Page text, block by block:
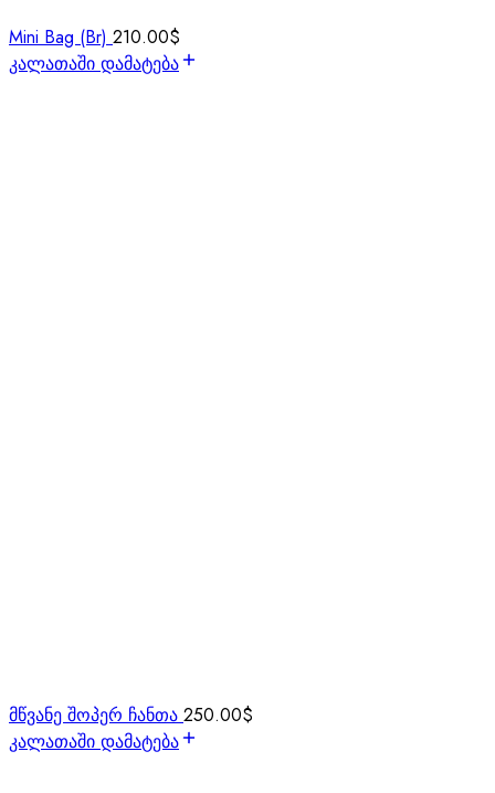
Mini Bag (Br) 210.00$
კალათაში დამატება
მწვანე შოპერ ჩანთა 250.00$
კალათაში დამატება